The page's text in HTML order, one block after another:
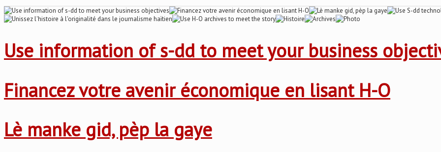
Use information of s-dd to meet your business
Financez votre avenir économique en lisant H-O
Lè manke gid, pèp la gaye